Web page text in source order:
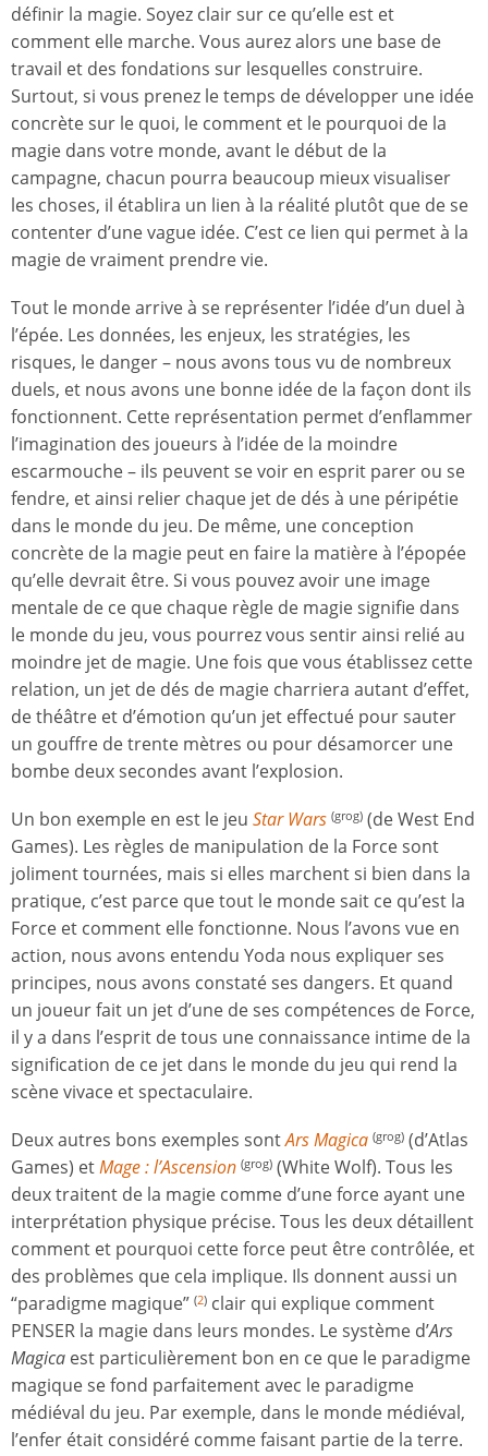
définir la magie. Soyez clair sur ce qu’elle est et
comment elle marche. Vous aurez alors une base de
travail et des fondations sur lesquelles construire.
Surtout, si vous prenez le temps de développer une idée
concrète sur le quoi, le comment et le pourquoi de la
magie dans votre monde, avant le début de la
campagne, chacun pourra beaucoup mieux visualiser
les choses, il établira un lien à la réalité plutôt que de se
contenter d’une vague idée. C’est ce lien qui permet à la
magie de vraiment prendre vie.
Tout le monde arrive à se représenter l’idée d’un duel à
l’épée. Les données, les enjeux, les stratégies, les
risques, le danger – nous avons tous vu de nombreux
duels, et nous avons une bonne idée de la façon dont ils
fonctionnent. Cette représentation permet d’enflammer
l’imagination des joueurs à l’idée de la moindre
escarmouche – ils peuvent se voir en esprit parer ou se
fendre, et ainsi relier chaque jet de dés à une péripétie
dans le monde du jeu. De même, une conception
concrète de la magie peut en faire la matière à l’épopée
qu’elle devrait être. Si vous pouvez avoir une image
mentale de ce que chaque règle de magie signifie dans
le monde du jeu, vous pourrez vous sentir ainsi relié au
moindre jet de magie. Une fois que vous établissez cette
relation, un jet de dés de magie charriera autant d’effet,
de théâtre et d’émotion qu’un jet effectué pour sauter
un gouffre de trente mètres ou pour désamorcer une
bombe deux secondes avant l’explosion.
Un bon exemple en est le jeu Star Wars (grog) (de West End
Games). Les règles de manipulation de la Force sont
joliment tournées, mais si elles marchent si bien dans la
pratique, c’est parce que tout le monde sait ce qu’est la
Force et comment elle fonctionne. Nous l’avons vue en
action, nous avons entendu Yoda nous expliquer ses
principes, nous avons constaté ses dangers. Et quand
un joueur fait un jet d’une de ses compétences de Force,
il y a dans l’esprit de tous une connaissance intime de la
signification de ce jet dans le monde du jeu qui rend la
scène vivace et spectaculaire.
Deux autres bons exemples sontArs Magica (grog) (d’Atlas
Games) etMage : l’Ascension (grog) (White Wolf). Tous les
deux traitent de la magie comme d’une force ayant une
interprétation physique précise. Tous les deux détaillent
comment et pourquoi cette force peut être contrôlée, et
des problèmes que cela implique. Ils donnent aussi un
“paradigme magique” (2) clair qui explique comment
PENSER la magie dans leurs mondes. Le système d’Ars
Magica est particulièrement bon en ce que le paradigme
magique se fond parfaitement avec le paradigme
médiéval du jeu. Par exemple, dans le monde médiéval,
l’enfer était considéré comme faisant partie de la terre.